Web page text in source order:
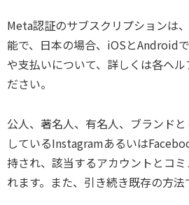
Meta認証のサブスクリプションは
能で、日本の場合、iOSとAndroid
や支払いについて、詳しくは各ヘ
ださい。
公人、著名人、有名人、ブランドと
しているInstagramあるいは
持され、該当するアカウントとコ
れます。また、引き続き既存の方法